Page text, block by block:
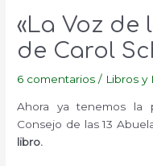
«La Voz de
de Carol
6 comentarios / Libros y
Ahora ya tenemos la
Consejo de las 13
libro.